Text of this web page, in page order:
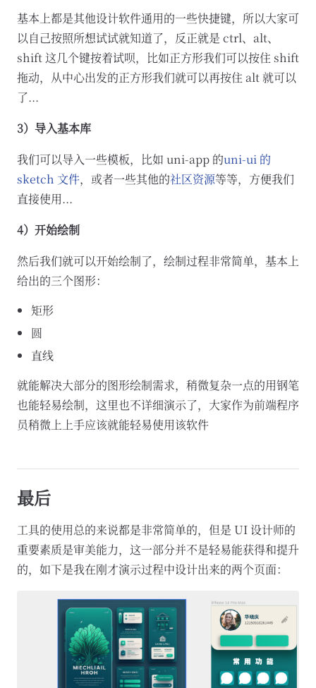
基本上都是其他设计软件通用的一些快捷键，所以大家可
以自己按照所想试试就知道了，反正就是 ctrl、alt、
shift 这几个键按着试呗，比如正方形我们可以按住 shift
拖动，从中心出发的正方形我们就可以再按住 alt 就可以
了...
3）导入基本库
我们可以导入一些模板，比如 uni-app 的uni-ui 的
sketch 文件，或者一些其他的社区资源等等，方便我们
直接使用...
4）开始绘制
然后我们就可以开始绘制了，绘制过程非常简单，基本上
给出的三个图形：
矩形
圆
直线
就能解决大部分的图形绘制需求，稍微复杂一点的用钢笔
也能轻易绘制，这里也不详细演示了，大家作为前端程序
员稍微上上手应该就能轻易使用该软件
最后
工具的使用总的来说都是非常简单的，但是 UI 设计师的
重要素质是审美能力，这一部分并不是轻易能获得和提升
的，如下是我在刚才演示过程中设计出来的两个页面：